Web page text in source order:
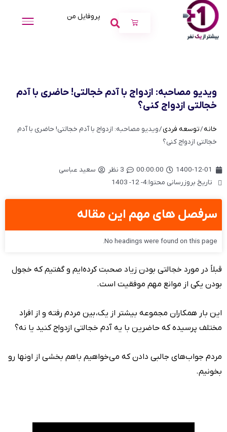
پروفایل من
ویدیو مصاحبه: ازدواج با آدم خجالتی! حاضری با آدم
خجالتی ازدواج کنی؟
خانه/توسعه فردی/ ویدیو مصاحبه: ازدواج با آدم خجالتی! حاضری با آدم
خجالتی ازدواج کنی؟
1400-12-01
00:00:00 3 نظر
سعید عباسی
تاریخ بروزرسانی محتوا:4- 12- 1403
سرفصل های مهم این مقاله
No headings were found on this page.
قبلاً در مورد خجالتی بودن زیاد صحبت کرده‌ایم و گفتیم که خجول
بودن یکی از موانع مهم موفقیت است.
این بار همکاران مجموعه بیشتر از یک، بین مردم رفته و از افراد
مختلف پرسیده که حاضرین با یه آدم خجالتی ازدواج کنید یا نه؟
مردم جواب‌های جالبی دادن که می‌خواهیم باهم بخشی از اونها رو
بخونیم.